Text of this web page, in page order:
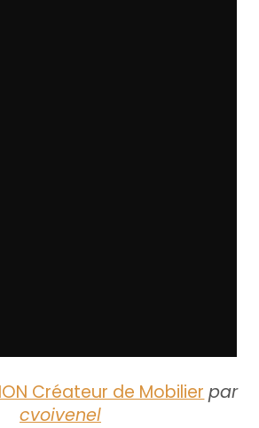
Créateur de Mobilier par
cvoivenel